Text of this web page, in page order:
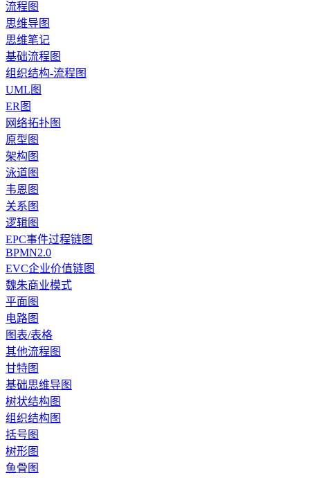
流程图
思维导图
思维笔记
基础流程图
组织结构-流程图
UML图
ER图
网络拓扑图
原型图
架构图
泳道图
韦恩图
关系图
逻辑图
EPC事件过程链图
BPMN2.0
EVC企业价值链图
魏朱商业模式
平面图
电路图
图表/表格
其他流程图
甘特图
基础思维导图
树状结构图
组织结构图
括号图
树形图
鱼骨图